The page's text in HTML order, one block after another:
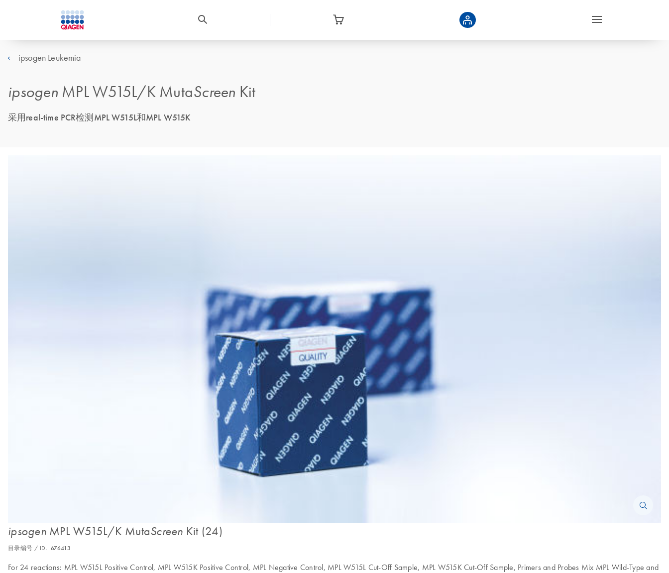
ipsogen Leukemia
ipsogen MPL W515L/K MutaScreen Kit
采用real-time PCR检测MPL W515L和MPL W515K
ipsogenMPL W515L/K MutaScreen Kit (24)
目录编号 / ID. 676413
For 24 reactions: MPL W515L Positive Control, MPL W515K Positive Control, MPL Negative Control, MPL W515L Cut-Off Sample, MPL W515K Cut-Off Sample, Primers and Probes Mix MPL Wild-Type and